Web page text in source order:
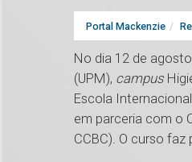
Portal Mackenzie
No dia 12 de
(UPM), campus
Escola
em parceria com o
CCBC). O curso